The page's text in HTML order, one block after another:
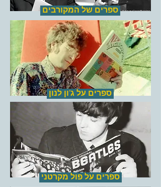
ספרים של המקורבים
ספרים על ג'ון לנון
ספרים על פול מקרטני